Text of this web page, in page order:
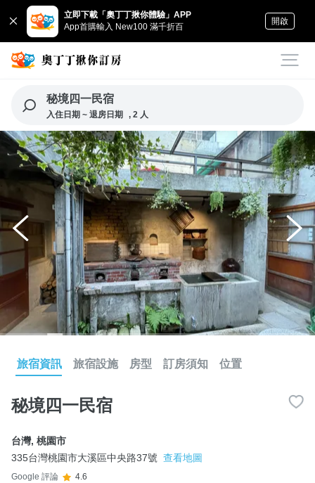
立即下載「奧丁丁揪你體驗」APP
App首購輸入 New100 滿千折百
開啟
秘境四一民宿
入住日期 ~ 退房日期 , 2 人
旅宿資訊 旅宿設施 房型 訂房須知 位置
秘境四一民宿
台灣, 桃園市
335台灣桃園市大溪區中央路37號 查看地圖
Google 評論
4.6